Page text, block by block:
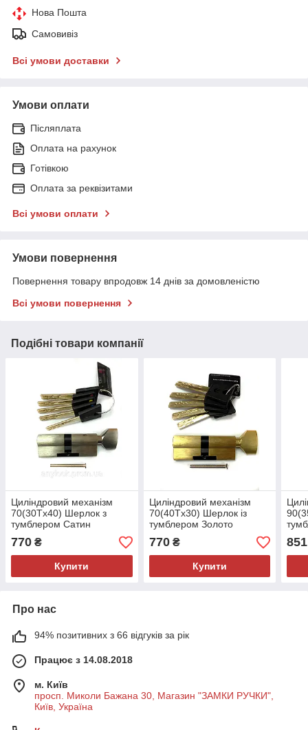
Нова Пошта
Самовивіз
Всі умови доставки
Умови оплати
Післяплата
Оплата на рахунок
Готівкою
Оплата за реквізитами
Всі умови оплати
Умови повернення
Повернення товару впродовж 14 днів за домовленістю
Всі умови повернення
Подібні товари компанії
Циліндровий механізм
70(30Тx40) Шерлок з
тумблером Сатин
770 ₴
Купити
Циліндровий механізм
70(40Тx30) Шерлок із
тумблером Золото
770₴
Купити
851
Про нас
94% позитивних з 66 відгуків за рік
Працює з 14.08.2018
м. Київ
просп. Миколи Бажана 30, Магазин "ЗАМКИ РУЧКИ",
Київ, Україна